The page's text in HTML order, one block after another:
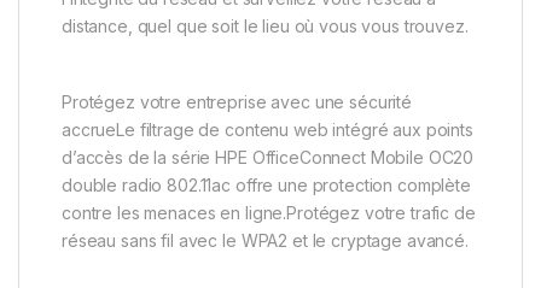
distance, quel que soit le lieu où vous vous trouvez.
Protégez votre entreprise avec une sécurité
accrueLe filtrage de contenu web intégré aux points
d’accès de la série HPE OfficeConnect Mobile OC20
double radio 802.11ac offre une protection complète
contre les menaces en ligne.Protégez votre trafic de
réseau sans fil avec le WPA2 et le cryptage avancé.